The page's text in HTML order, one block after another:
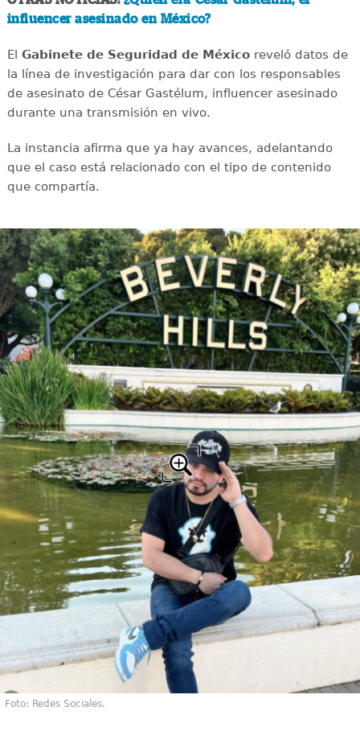
influencer asesinado en México?
El Gabinete de Seguridad de Méxicoreveló datos de
la línea de investigación para dar con los responsables
de asesinato de César Gastélum, influencer asesinado
durante una transmisión en vivo.
La instancia afirma que ya hay avances, adelantando
que el caso está relacionado con el tipo de contenido
que compartía.
Foto: Redes Sociales.